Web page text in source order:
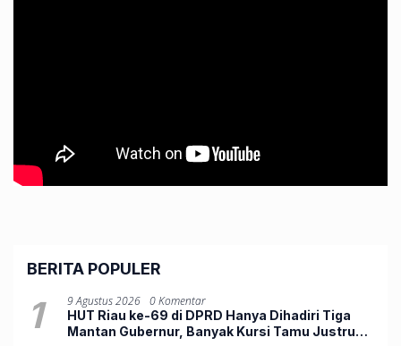
BERITA POPULER
1 9 Agustus 2026 0 Komentar
HUT Riau ke-69 di DPRD Hanya Dihadiri Tiga
Mantan Gubernur, Banyak Kursi Tamu Justru